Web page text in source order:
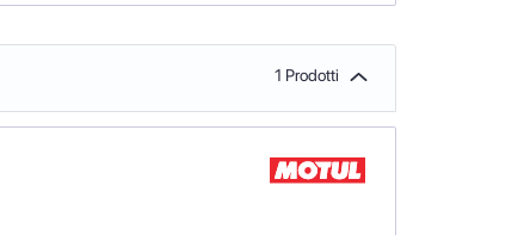
1 Prodotti